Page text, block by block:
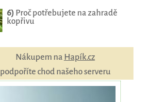
6) Proč potřebujete na zahradě
kopřivu
Nákupem na Hapík.cz
podpoříte chod našeho serveru